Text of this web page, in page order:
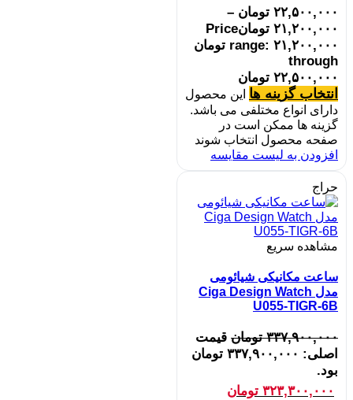
۲۲,۵۰۰,۰۰۰ تومان –
۲۱,۲۰۰,۰۰۰ تومانPrice
range: ۲۱,۲۰۰,۰۰۰ تومان
through
۲۲,۵۰۰,۰۰۰ تومان
انتخاب گزینه ها این محصول
دارای انواع مختلفی می باشد.
گزینه ها ممکن است در
صفحه محصول انتخاب شوند
افزودن به لیست مقایسه
حراج
مشاهده سریع
ساعت مکانیکی شیائومی
مدل Ciga Design Watch
U055-TIGR-6B
۳۳۷,۹۰۰,۰۰۰ تومان قیمت
اصلی: ۳۳۷,۹۰۰,۰۰۰ تومان
بود.
۳۲۳,۳۰۰,۰۰۰ تومان